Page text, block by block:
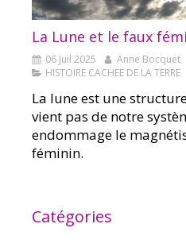
La Lune et le faux
06 Juil 2025
Anne Bocquet
HISTOIRE CACHEE DE LA TERRE
La lune est une
vient pas de notre
endommage le
féminin.
Catégories